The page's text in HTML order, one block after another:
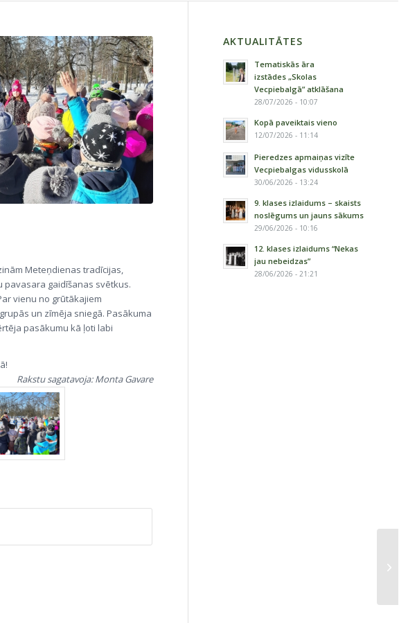
Meteņdienas tradīcijas,
pavasara gaidīšanas svētkus.
vienu no grūtākajiem
un zīmēja sniegā. Pasākuma
pasākumu kā ļoti labi
Rakstu sagatavoja: Monta Gavare
AKTUALITĀTES
Tematiskās āra
izstādes „Skolas
Vecpiebalgā” atklāšana
28/07/2026 - 10:07
Kopā paveiktais vieno
12/07/2026 - 11:14
Pieredzes apmaiņas vizīte
Vecpiebalgas vidusskolā
30/06/2026 - 13:24
9. klases izlaidums – skaists
noslēgums un jauns sākums
29/06/2026 - 10:16
12. klases izlaidums “Nekas
jau nebeidzas”
28/06/2026 - 21:21